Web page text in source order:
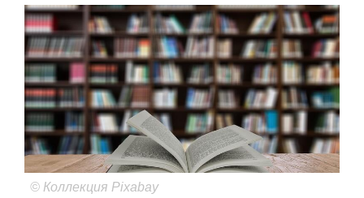
© Коллекция Pixabay